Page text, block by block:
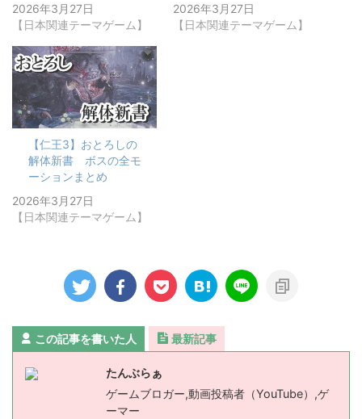
2026年3月27日
【日本関連テーマゲーム】
2026年3月27日
【日本関連テーマゲーム】
【仁王3】おとろしの
解体新書 ボスの全モ
ーションまとめ
2026年3月27日
【日本関連テーマゲーム】
この記事を書いた人 最新記事
たんぶらぁ
ゲームブロガー,動画投稿者（YouTube）,ゲ
ーマー